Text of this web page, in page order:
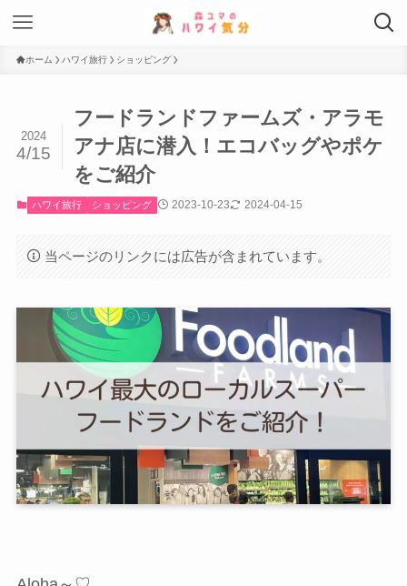
ホーム ハワイ旅行 ショッピング
フードランドファームズ・アラモ
アナ店に潜入！エコバッグやポケ
をご紹介
2024
4/15
ハワイ旅行 ショッピング 2023-10-23 2024-04-15
当ページのリンクには広告が含まれています。